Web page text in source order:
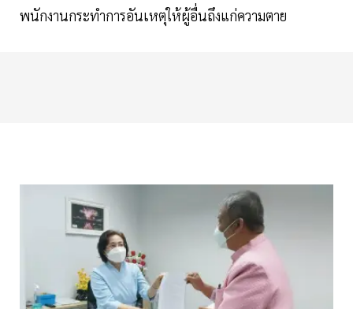
พนักงานกระทำการอันเหตุให้ผู้อื่นถึงแก่ความตาย